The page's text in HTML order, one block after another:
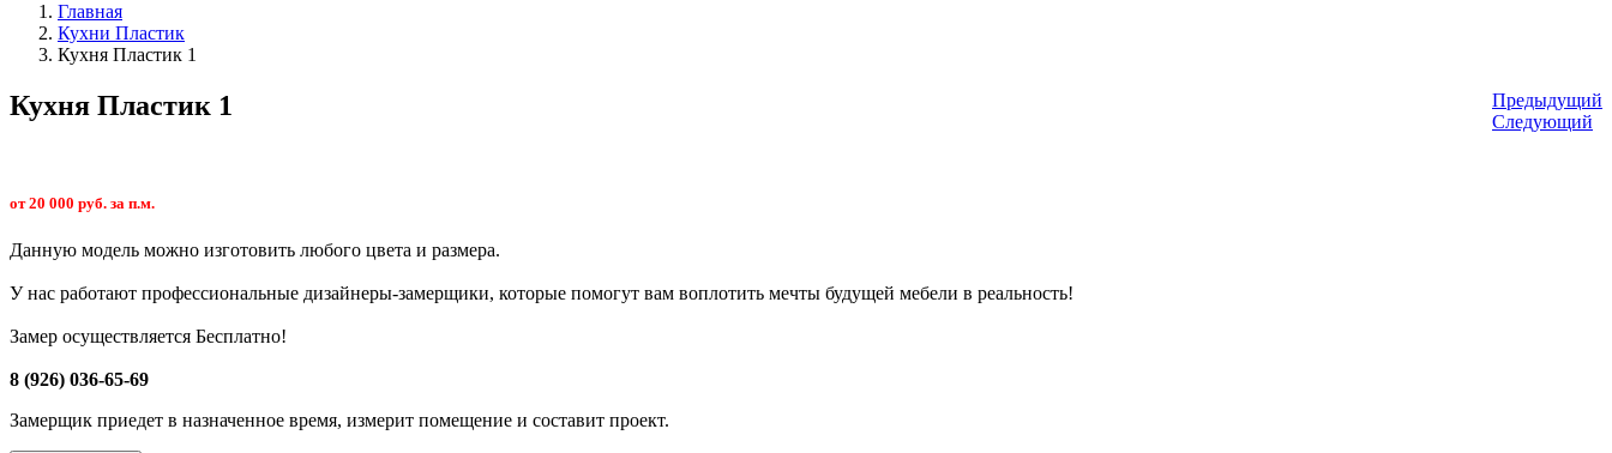
Главная
Кухни Пластик
Кухня Пластик 1
Предыдущий
Следующий
Кухня Пластик 1
от 20 000 руб. за п.м.
Данную модель можно изготовить любого цвета и размера.
У нас работают профессиональные дизайнеры-замерщики, которые помогут вам воплотить мечты будущей мебели в реальность!
Замер осуществляется Бесплатно!
8 (926) 036-65-69
Замерщик приедет в назначенное время, измерит помещение и составит проект.